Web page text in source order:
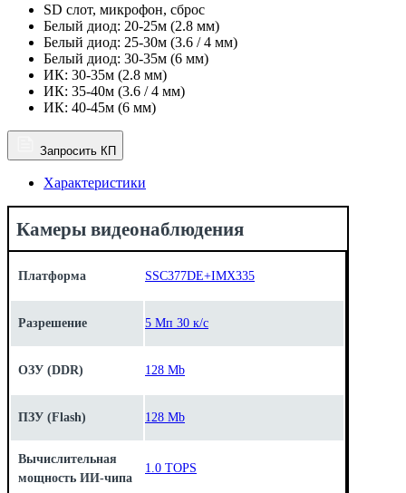
SD слот, микрофон, сброс
Белый диод: 20-25м (2.8 мм)
Белый диод: 25-30м (3.6 / 4 мм)
Белый диод: 30-35м (6 мм)
ИК: 30-35м (2.8 мм)
ИК: 35-40м (3.6 / 4 мм)
ИК: 40-45м (6 мм)
Запросить КП
Характеристики
Камеры видеонаблюдения
Платформа SSC377DE+IMX335
Разрешение 5 Мп 30 к/с
ОЗУ (DDR) 128 Mb
ПЗУ (Flash) 128 Mb
Вычислительная
мощность ИИ-чипа
1.0 TOPS